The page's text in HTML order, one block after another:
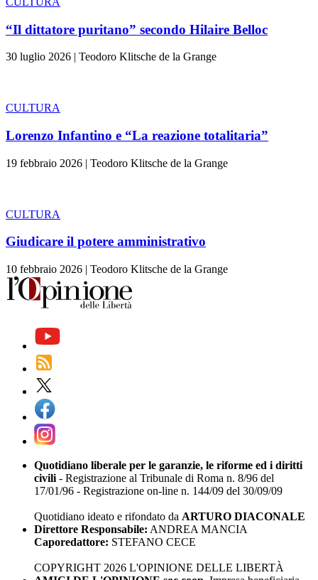
“Il dittatore puritano” secondo Hilaire Belloc
30 luglio 2026 | Teodoro Klitsche de la Grange
CULTURA
Lorenzo Infantino e “La reazione totalitaria”
19 febbraio 2026 | Teodoro Klitsche de la Grange
CULTURA
Giudicare il potere amministrativo
10 febbraio 2026 | Teodoro Klitsche de la Grange
Quotidiano liberale per le garanzie, le riforme ed i diritti
civili - Registrazione al Tribunale di Roma n. 8/96 del
17/01/96 - Registrazione on-line n. 144/09 del 30/09/09
Quotidiano ideato e rifondato da ARTURO DIACONALE
Direttore Responsabile: ANDREA MANCIA
Caporedattore: STEFANO CECE
COPYRIGHT 2026 L'OPINIONE DELLE LIBERTÀ